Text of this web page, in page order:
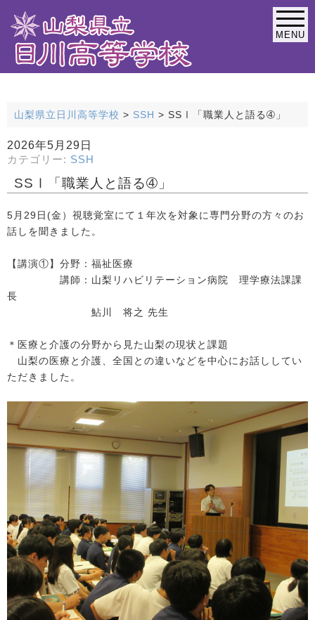
MENU
山梨県立日川高等学校 > SSH > SSⅠ「職業人と語る➃」
2026年5月29日
カテゴリー: SSH
SSⅠ「職業人と語る➃」
5月29日(金）視聴覚室にて１年次を対象に専門分野の方々のお
話しを聞きました。
【講演①】分野：福祉医療
講師：山梨リハビリテーション病院 理学療法課課
長
鮎川 将之 先生
＊医療と介護の分野から見た山梨の現状と課題
山梨の医療と介護、全国との違いなどを中心にお話ししてい
ただきました。